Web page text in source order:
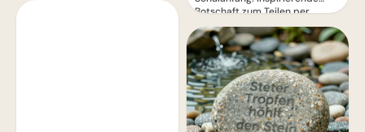
Botschaft zum Teilen per
WhatsApp!